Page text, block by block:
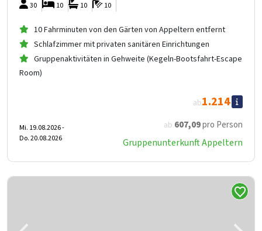
30 10
10
10
10 Fahrminuten von den Gärten von Appeltern entfernt
Schlafzimmer mit privaten sanitären Einrichtungen
Gruppenaktivitäten in Gehweite (Kegeln-Bootsfahrt-Escape
Room)
ab 607,09pro Person
ab1.214
Mi. 19.08.2026 -
Do. 20.08.2026
Gruppenunterkunft Appeltern